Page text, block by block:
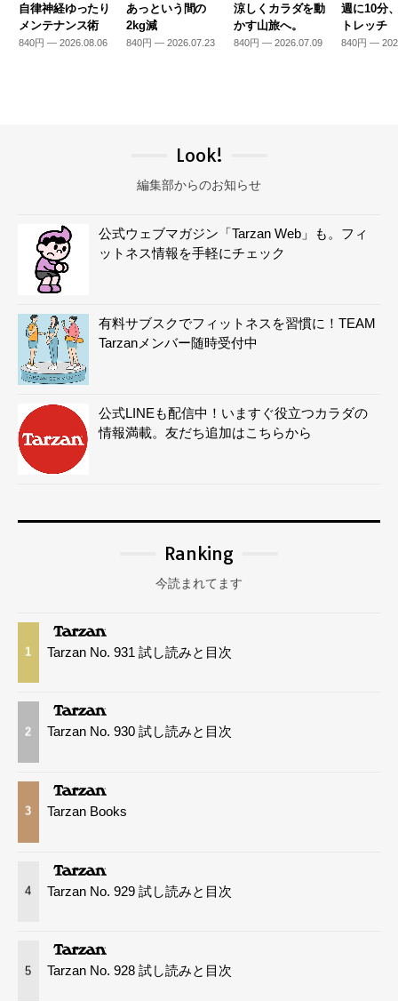
自律神経ゆったり
メンテナンス術
840円 — 2026.08.06
あっという間の
2kg減
840円 — 2026.07.23
涼しくカラダを動
かす山旅へ。
840円 — 2026.07.09
週に10分
トレッチ
840円 —
Look!
編集部からのお知らせ
公式ウェブマガジン「Tarzan Web」も。フィ
ットネス情報を手軽にチェック
有料サブスクでフィットネスを習慣に！TEAM
Tarzanメンバー随時受付中
公式LINEも配信中！いますぐ役立つカラダの
情報満載。友だち追加はこちらから
Ranking
今読まれてます
1 Tarzan No. 931 試し読みと目次
2 Tarzan No. 930 試し読みと目次
3 Tarzan Books
4 Tarzan No. 929 試し読みと目次
5 Tarzan No. 928 試し読みと目次